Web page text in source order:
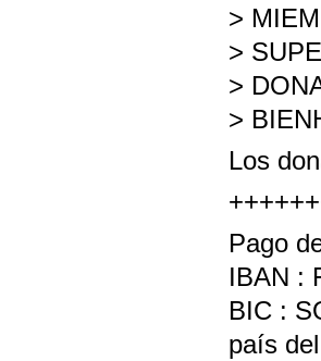
>
>
>
>
Los
Pago
IBAN :
BIC :
país